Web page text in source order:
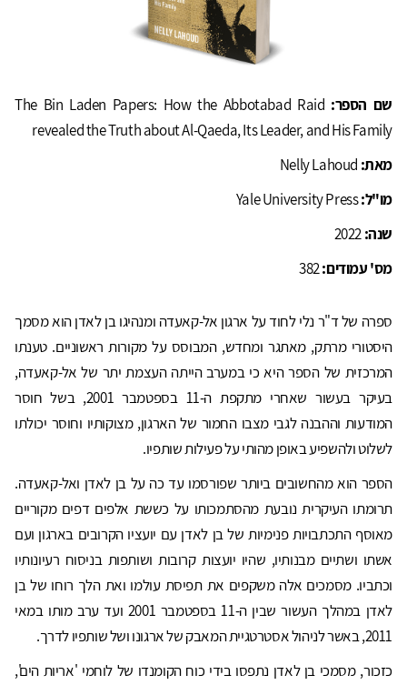
שם הספר: The Bin Laden Papers: How the Abbotabad Raid
revealed the Truth about Al-Qaeda, Its Leader, and His Family
מאת: Nelly Lahoud
מו"ל:Yale University Press
שנה:2022
מס' עמודים:382
ספרה של ד"ר נלי לחוד על ארגון אל-קאעדה ומנהיגו בן לאדן הוא מסמך
היסטורי מרתק, מאתגר ומחדש, המבוסס על מקורות ראשוניים. טענתו
המרכזית של הספר היא כי במערב הייתה העצמת יתר של אל-קאעדה,
בעיקר בעשור שאחרי מתקפת ה-11 בספטמבר 2001, בשל חוסר
המודעות וההבנה לגבי מצבו החמור של הארגון, מצוקותיו וחוסר יכולתו
לשלוט ולהשפיע באופן מהותי על פעילות שותפיו.
הספר הוא מהחשובים ביותר שפורסמו עד כה על בן לאדן ואל-קאעדה.
תרומתו העיקרית נובעת מהסתמכותו על כששת אלפים דפים מקוריים
מאוסף התכתבויות פנימיות של בן לאדן עם יועציו הקרובים בארגון ועם
אשתו ושתיים מבנותיו, שהיו יועצות קרובות ושותפות בניסוח רעיונותיו
וכתביו. מסמכים אלה משקפים את תפיסת עולמו ואת הלך רוחו של בן
לאדן במהלך העשור שבין ה-11 בספטמבר 2001 ועד ערב מותו במאי
2011, באשר לניהול אסטרטגיית המאבק של ארגונו ושל שותפיו לדרך.
כזכור, מסמכי בן לאדן נתפסו בידי כוח הקומנדו של לוחמי 'אריות הים',